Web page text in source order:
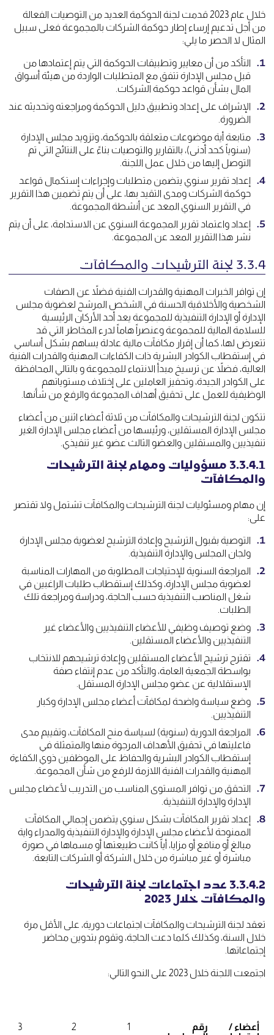
خلال عام 2023 قدمت لجنة الحوكمة العديد من التوصيات الفعالة
من أجل تدعيم إرساء إطار حوكمة الشركات بالمجموعة فعلى سبيل
المثال لا الحصر ما يلي:
التأكد من أن معايير وتطبيقات الحوكمة التي يتم إعتمادها من
قبل مجلس الإدارة تتفق مع المتطلبات الواردة من هيئة أسواق
المال بشأن قواعد حوكمة الشركات.
الإشراف على إعداد وتطبيق دليل الحوكمة ومراجعته وتحديثه عند
الضرورة.
متابعة أية موضوعات متعلقة بالحوكمة، وتزويد مجلس الإدارة
(سنوياً كحد أدنى)، بالتقارير والتوصيات بناءً على النتائج التي تم
التوصل إليها من خلال عمل اللجنة.
إعداد تقرير سنوي يتضمن متطلبات وإجراءات إستكمال قواعد
حوكمة الشركات ومدى التقيد بها، على أن يتم تضمين هذا التقرير
في التقرير السنوي المعد عن أنشطة المجموعة.
إعداد واعتماد تقرير المجموعة السنوي عن الاستدامة، على أن يتم
نشر هذا التقرير المعد عن المجموعة.
3.3.4 لجنة الترشيحات والمكافآت
إن توافر الخبرات المهنية والقدرات الفنية فضلاً عن الصفات
الشخصية والأخلاقية الحسنة في الشخص المرشح لعضوية مجلس
الإدارة أو الإدارة التنفيذية للمجموعة يعد أحد الأركان الرئيسية
للسلامة المالية للمجموعة وعنصراً هاماً لدرء المخاطر التي قد
تتعرض لها، كما أن إقرار مكافآت مالية عادلة يساهم بشكل أساسي
في إستقطاب الكوادر البشرية ذات الكفاءات المهنية والقدرات الفنية
العالية، فضلاً عن ترسيخ مبدأ الانتماء للمجموعة و بالتالي المحافظة
على الكوادر الجيدة، وتحفيز العاملين على إختلاف مستوياتهم
الوظيفية للعمل على تحقيق أهداف المجموعة والرفع من شأنها.
تتكون لجنة الترشيحات والمكافآت من ثلاثة أعضاء اثنين من أعضاء
مجلس الإدارة المستقلين، ورئيسها من أعضاء مجلس الإدارة الغير
تنفيذيين والمستقلين والعضو الثالث عضو غير تنفيذي.
3.3.4.1 مسؤوليات ومهام لجنة الترشيحات
والمكافآت
إن مهام ومسئوليات لجنة الترشيحات والمكافآت تشتمل ولا تقتصر
على:
التوصية بقبول الترشيح وإعادة الترشيح لعضوية مجلس الإدارة
ولجان المجلس والإدارة التنفيذية.
المراجعة السنوية للإحتياجات المطلوبة من المهارات المناسبة
لعضوية مجلس الإدارة، وكذلك إستقطاب طلبات الراغبين في
شغل المناصب التنفيذية حسب الحاجة، ودراسة ومراجعة تلك
الطلبات.
وضع توصيف وظيفي للأعضاء التنفيذيين والأعضاء غير
التنفيذيين والأعضاء المستقلين.
تقترح ترشيح الأعضاء المستقلين وإعادة ترشيحهم للانتخاب
بواسطة الجمعية العامة، والتأكد من عدم إنتفاء صفة
الإستقلالية عن عضو مجلس الإدارة المستقل.
وضع سياسة واضحة لمكافآت أعضاء مجلس الإدارة وكبار
التنفيذيين.
المراجعة الدورية (سنوية) لسياسة منح المكافآت، وتقييم مدى
فاعليتها في تحقيق الأهداف المرجوة منها والمتمثلة في
إستقطاب الكوادر البشرية والحفاظ على الموظفين ذوي الكفاءة
المهنية والقدرات الفنية اللازمة للرفع من شأن المجموعة.
التحقق من توافر المستوى المناسب من التدريب لأعضاء مجلس
الإدارة والإدارة التنفيذية.
إعداد تقرير المكافآت بشكل سنوي يتضمن إجمالي المكافآت
الممنوحة لأعضاء مجلس الإدارة والإدارة التنفيذية والمدراء واية
مبالغ أو منافع أو مزايا، أياً كانت طبيعتها أو مسماها في صورة
مباشرة أو غير مباشرة من خلال الشركة أو الشركات التابعة.
3.3.4.2 عدد اجتماعات لجنة الترشيحات
والمكافآت خلال 2023
تعقد لجنة الترشيحات والمكافآت اجتماعات دورية، على الأقل مرة
خلال السنة، وكذلك كلما دعت الحاجة، وتقوم بتدوين محاضر
إجتماعاتها.
اجتمعت اللجنة خلال 2023 على النحو التالي:
أعضاء /
رقم
1
2
3